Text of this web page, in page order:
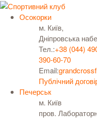
Осокорки
м. Київ,
Дніпровська
Тел.:+38 (044)
390-60-70
Email:
Публічний
Печерськ
м. Київ
пров.